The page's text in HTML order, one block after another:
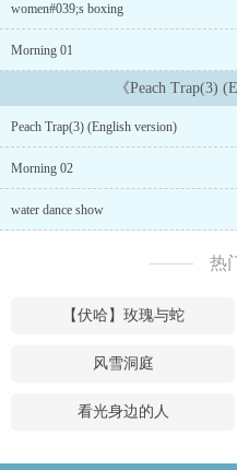
women#039;s boxing
Morning 01
《Peach Trap(3)
Peach Trap(3) (English version)
Morning 02
water dance show
热
【伏哈】玫瑰与蛇
风雪洞庭
看光身边的人